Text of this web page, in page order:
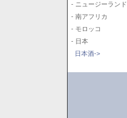
- ニュージーランド
- 南アフリカ
- モロッコ
- 日本
日本酒->